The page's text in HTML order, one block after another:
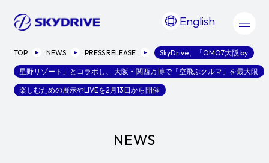
English
TOP NEWS PRESS RELEASE SkyDrive、「OMO7大阪 by
星野リゾート」とコラボし、 大阪・関西万博で「空飛ぶクルマ」を最大限
楽しむための展示やLIVEを2月13日から開催
NEWS